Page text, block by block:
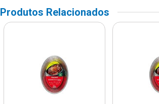
Produtos Relacionados